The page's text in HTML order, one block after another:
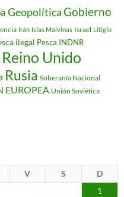
GeopolíticaGobierno
Irán Islas Malvinas Israel Litigio
ilegal Pesca INDNR
Reino Unido
Rusia Soberanía Nacional
EUROPEA Unión Soviética
V S
D
1